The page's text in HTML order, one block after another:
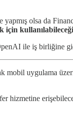
yapmış olsa da
için kullanılabileceği
ile iş birliğine
mobil uygulama
hizmetine